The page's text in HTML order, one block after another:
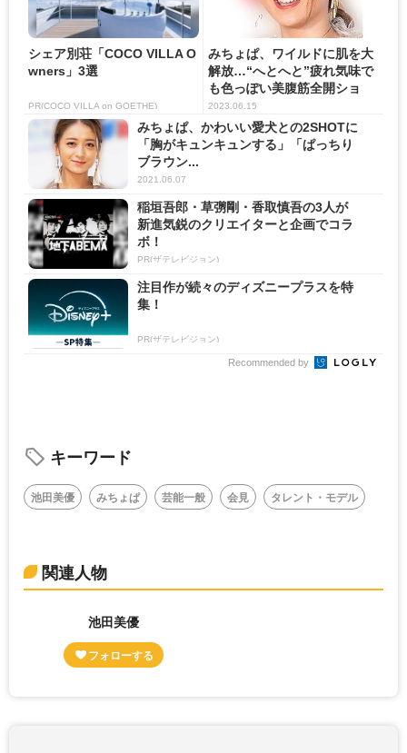
シェア別荘「COCO VILLA O
wners」3選
PR(COCO VILLA on GOETHE)
みちょぱ、ワイルドに肌を大
解放…“へとへと”疲れ気味で
も色っぽい美腹筋全開ショ
ッ...
2023.06.15
みちょぱ、かわいい愛犬との2SHOTに
「胸がキュンキュンする」「ぱっちり
ブラウン...
2021.06.07
稲垣吾郎・草彅剛・香取慎吾の3人が
新進気鋭のクリエイターと企画でコラ
ボ！
PR(ザテレビジョン)
注目作が続々のディズニープラスを特
集！
PR(ザテレビジョン)
Recommended by
キーワード
池田美優 みちょぱ 芸能一般 会見 タレント・モデル
関連人物
池田美優